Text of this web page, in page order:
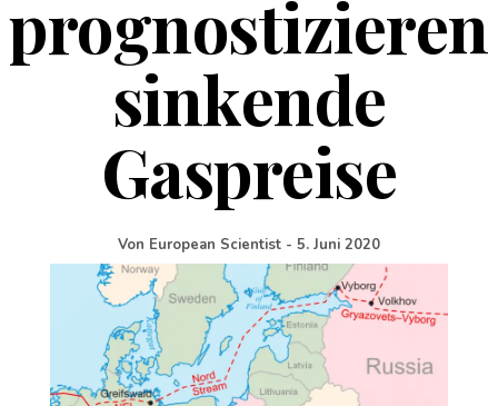
prognostizieren
sinkende
Gaspreise
Von European Scientist - 5. Juni 2020